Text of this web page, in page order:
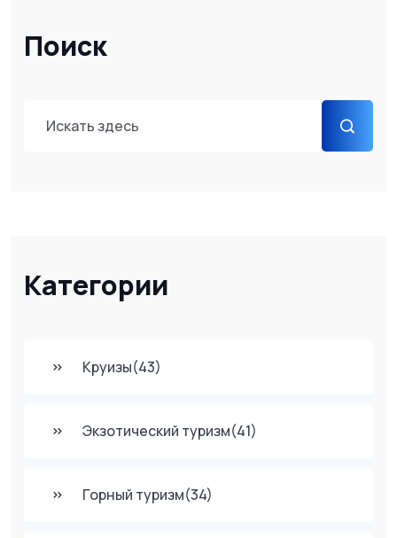
Поиск
Категории
Круизы(43)
Экзотический туризм(41)
Горный туризм(34)